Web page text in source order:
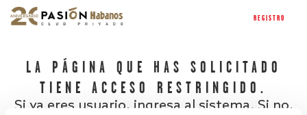
REGISTRO
LA PÁGINA QUE HAS SOLICITADO
TIENE ACCESO RESTRINGIDO.
Si ya eres usuario, ingresa al sistema. Si no,